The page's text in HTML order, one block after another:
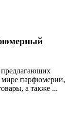
предлагающих
мире парфюмерии,
а также ...